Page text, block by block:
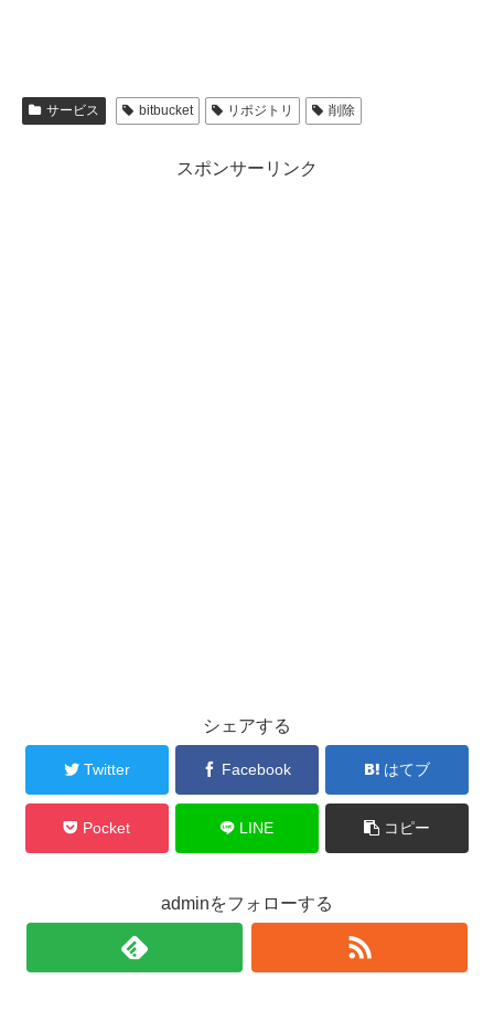
サービス bitbucket リポジトリ 削除
スポンサーリンク
シェアする
Twitter Facebook はてブ
Pocket LINE コピー
adminをフォローする